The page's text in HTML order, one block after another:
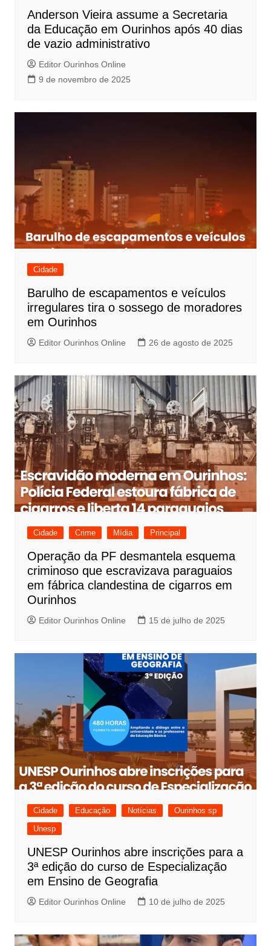
Anderson Vieira assume a Secretaria
da Educação em Ourinhos após 40 dias
de vazio administrativo
Editor Ourinhos Online
9 de novembro de 2025
Cidade
Barulho de escapamentos e veículos
irregulares tira o sossego de moradores
em Ourinhos
Editor Ourinhos Online 26 de agosto de 2025
Cidade Crime Mídia Principal
Operação da PF desmantela esquema
criminoso que escravizava paraguaios
em fábrica clandestina de cigarros em
Ourinhos
Editor Ourinhos Online 15 de julho de 2025
Cidade Educação Notícias
Ourinhos sp
Unesp
UNESP Ourinhos abre inscrições para a
3ª edição do curso de Especialização
em Ensino de Geografia
Editor Ourinhos Online 10 de julho de 2025